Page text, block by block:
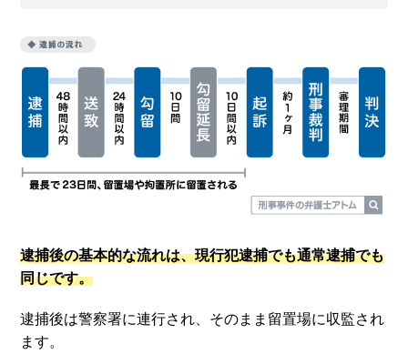
逮捕後の基本的な流れは、現行犯逮捕でも通常逮捕でも
同じです。
逮捕後は警察署に連行され、そのまま留置場に収監され
ます。